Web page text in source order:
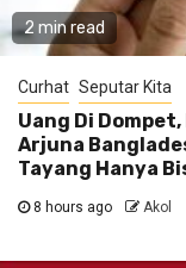
2 min read
Curhat Seputar Kita
Uang Di
Arjuna
Tayang Hanya
8 hours ago Akol